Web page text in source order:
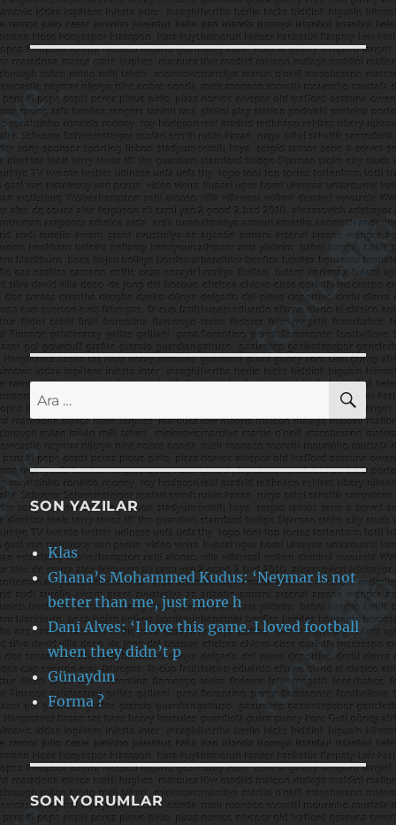
Ara:
SON YAZILAR
Klas
Ghana’s Mohammed Kudus: ‘Neymar is not
better than me, just more h
Dani Alves: ‘I love this game. I loved football
when they didn’t p
Günaydın
Forma ?
SON YORUMLAR